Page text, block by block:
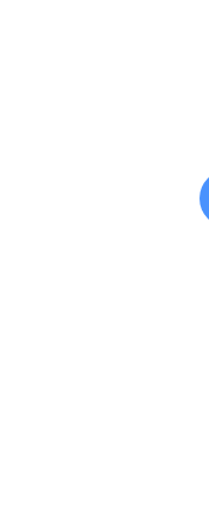
Přehledná stránka s le